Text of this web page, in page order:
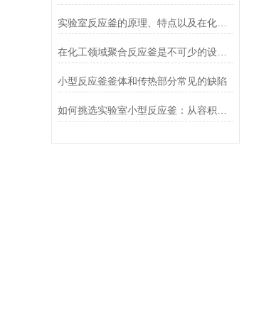
实验室反应釜的原理、特点以及在化学研究中的重要作用
在化工领域聚合反应釜是不可少的设备之一
小型反应釜釜体和传热部分常见的缺陷